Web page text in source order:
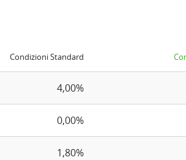
Condizioni Standard
4,00%
0,00%
1,80%